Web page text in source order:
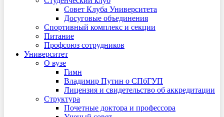
Совет Клуба Университета
Досуговые объединения
Спортивный комплекс и секции
Питание
Профсоюз сотрудников
Университет
О вузе
Гимн
Владимир Путин о СПбГУП
Лицензия и свидетельство об аккредитации
Структура
Почетные доктора и профессора